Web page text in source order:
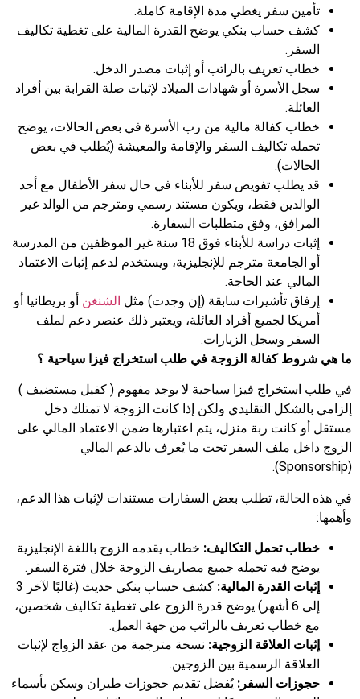
تأمين سفر يغطي مدة الإقامة كاملة.
كشف حساب بنكي يوضح القدرة المالية على تغطية تكاليف
السفر.
خطاب تعريف بالراتب أو إثبات مصدر الدخل.
سجل الأسرة أو شهادات الميلاد لإثبات صلة القرابة بين أفراد
العائلة.
خطاب كفالة مالية من رب الأسرة في بعض الحالات، يوضح
تحمله تكاليف السفر والإقامة والمعيشة (يُطلب في بعض
الحالات).
قد يطلب تفويض سفر للأبناء في حال سفر الأطفال مع أحد
الوالدين فقط، ويكون مستند رسمي ومترجم من الوالد غير
المرافق، وفق متطلبات السفارة.
إثبات دراسة للأبناء فوق 18 سنة غير الموظفين من المدرسة
أو الجامعة مترجم للإنجليزية، ويستخدم لدعم إثبات الاعتماد
المالي عند الحاجة.
إرفاق تأشيرات سابقة (إن وجدت) مثل الشنغن أو بريطانيا أو
أمريكا لجميع أفراد العائلة، ويعتبر ذلك عنصر دعم لملف
السفر وسجل الزيارات.
ما هي شروط كفالة الزوجة في طلب استخراج فيزا سياحية ؟
في طلب استخراج فيزا سياحية لا يوجد مفهوم ( كفيل مستضيف )
إلزامي بالشكل التقليدي ولكن إذا كانت الزوجة لا تمتلك دخل
مستقل أو كانت ربة منزل، يتم اعتبارها ضمن الاعتماد المالي على
الزوج داخل ملف السفر تحت ما يُعرف بالدعم المالي
(Sponsorship).
في هذه الحالة، تطلب بعض السفارات مستندات لإثبات هذا الدعم،
وأهمها:
خطاب تحمل التكاليف: خطاب يقدمه الزوج باللغة الإنجليزية
يوضح فيه تحمله جميع مصاريف الزوجة خلال فترة السفر.
إثبات القدرة المالية:
كشف حساب بنكي حديث (غالبًا لآخر 3
إلى 6 أشهر) يوضح قدرة الزوج على تغطية تكاليف شخصين،
مع خطاب تعريف بالراتب من جهة العمل.
إثبات العلاقة الزوجية: نسخة مترجمة من عقد الزواج لإثبات
العلاقة الرسمية بين الزوجين.
حجوزات السفر: يُفضل تقديم حجوزات طيران وسكن بأسماء